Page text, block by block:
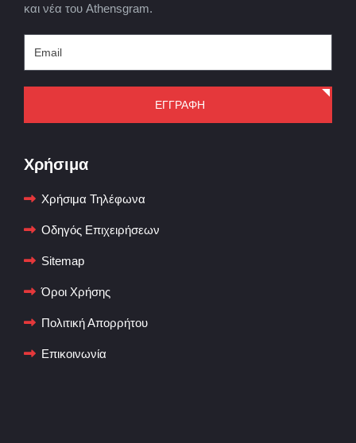
και νέα του Athensgram.
ΕΓΓΡΑΦΗ
Χρήσιμα
Χρήσιμα Τηλέφωνα
Οδηγός Επιχειρήσεων
Sitemap
Όροι Χρήσης
Πολιτική Απορρήτου
Επικοινωνία